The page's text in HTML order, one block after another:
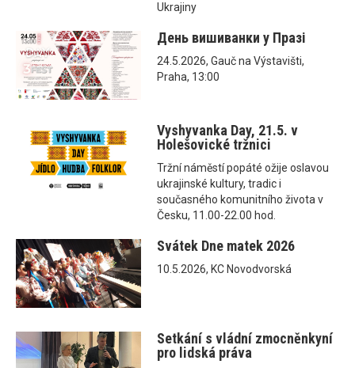
Ukrajiny
День вишиванки у Празі
24.5.2026, Gauč na Výstavišti,
Praha, 13:00
Vyshyvanka Day, 21.5. v
Holešovické tržnici
Tržní náměstí popáté ožije oslavou
ukrajinské kultury, tradic i
současného komunitního života v
Česku, 11.00-22.00 hod.
Svátek Dne matek 2026
10.5.2026, KC Novodvorská
Setkání s vládní zmocněnkyní
pro lidská práva